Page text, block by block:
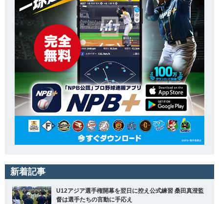
新着記事
U12アジア選手権開幕を翌日に控え公式練習 桑田真澄監
督は選手たちの言動に手応え